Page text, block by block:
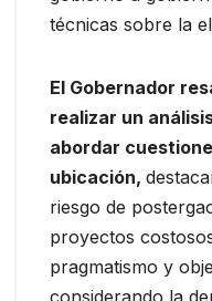
técnicas sobre la
El Gobernador
realizar un
abordar
ubicación,
riesgo de
proyectos
pragmatismo y